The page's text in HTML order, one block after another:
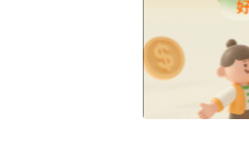
成都动画渲染
个人渲染农场
视频渲染农场
渲染农场费用
建模渲染软件